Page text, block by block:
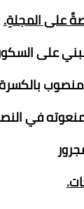
على المجلةِ.
على السكون
بالكسرة
في